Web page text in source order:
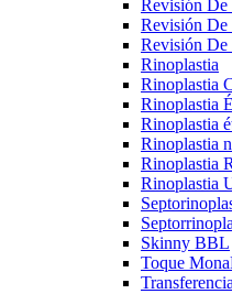
Revisión De
Revisión De
Revisión
Rinoplastia
Rinoplastia
Rinoplastia
Rinoplastia
Rinoplastia
Rinoplastia
Rinoplastia
Skinny BBL
Toque